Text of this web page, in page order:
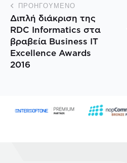
ΠΡΟΗΓΟΎΜΕΝΟ
Διπλή διάκριση της
RDC Informatics στα
βραβεία Business IT
Excellence Awards
2016